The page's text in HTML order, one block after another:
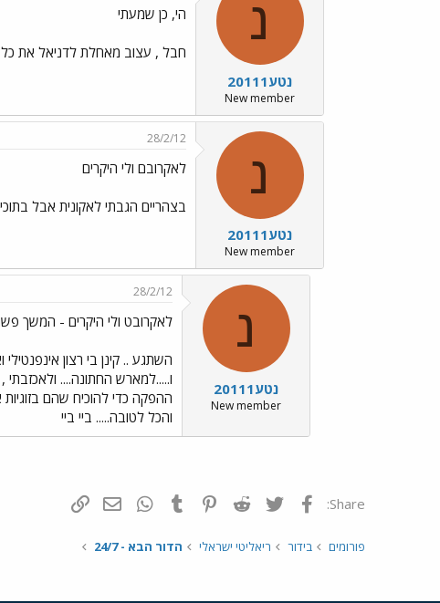
נ
נטע20111
New member
הי, כן שמעתי
חבל , עצוב מאחלת לדניאל את כל
נ
נטע20111
New member
28/2/12
לאקרובם ולי היקרים
בצהריים הגבתי לאקונית אבל
נ
נטע20111
New member
28/2/12
לאקרובט ולי היקרים - המשך
השתגע .. קינן בי רצון
ו.....למארש החתונה....
ההפקה כדי להוכיח שהם
והכל לטובה..... ביי ביי
Share: פייסבוק Twitter
Reddit
Pinterest
Tumblr
WhatsAppדואר אלקטרוני
פורומים בידור ריאליטי ישראלי הדור הבא - 24/7